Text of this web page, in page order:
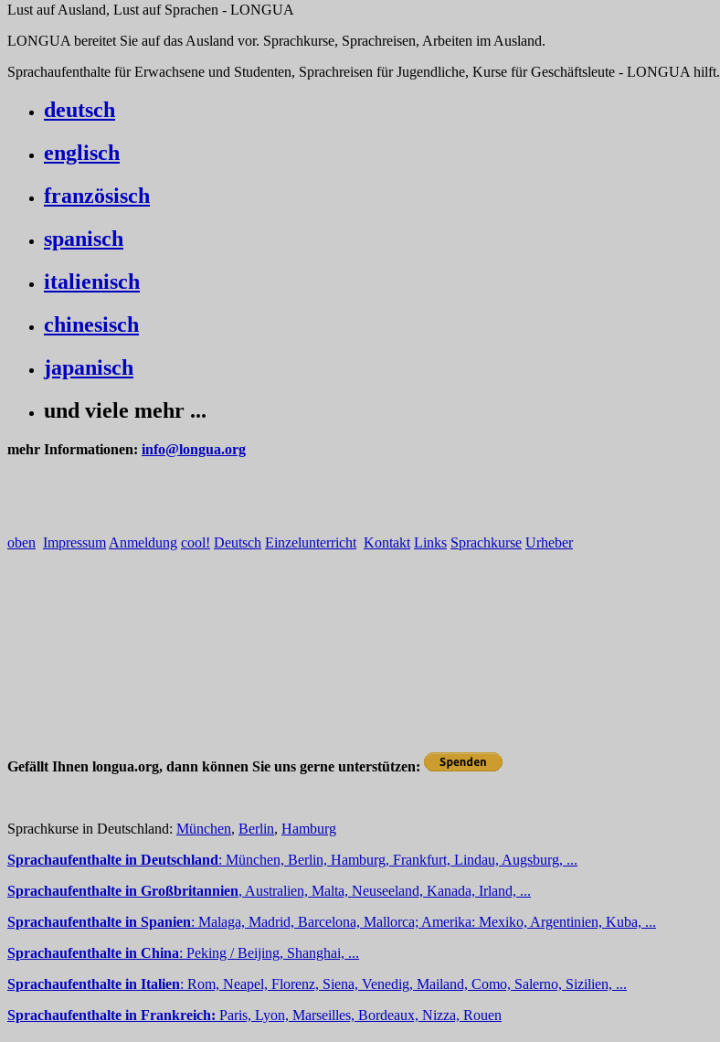
Lust auf Ausland, Lust auf Sprachen - LONGUA
LONGUA bereitet Sie auf das Ausland vor. Sprachkurse, Sprachreisen, Arbeiten im Ausland.
Sprachaufenthalte für Erwachsene und Studenten, Sprachreisen für Jugendliche, Kurse für Geschäftsleute - LONGUA hilft.
deutsch
englisch
französisch
spanisch
italienisch
chinesisch
japanisch
und viele mehr ...
mehr Informationen: info@longua.org
oben Impressum Anmeldung cool! Deutsch Einzelunterricht Kontakt Links Sprachkurse Urheber
Gefällt Ihnen longua.org, dann können Sie uns gerne unterstützen:
Sprachkurse in Deutschland: München, Berlin, Hamburg
Sprachaufenthalte in Deutschland: München, Berlin, Hamburg, Frankfurt, Lindau, Augsburg, ...
Sprachaufenthalte in Großbritannien, Australien, Malta, Neuseeland, Kanada, Irland, ...
Sprachaufenthalte in Spanien: Malaga, Madrid, Barcelona, Mallorca; Amerika: Mexiko, Argentinien, Kuba, ...
Sprachaufenthalte in China: Peking / Beijing, Shanghai, ...
Sprachaufenthalte in Italien: Rom, Neapel, Florenz, Siena, Venedig, Mailand, Como, Salerno, Sizilien, ...
Sprachaufenthalte in Frankreich: Paris, Lyon, Marseilles, Bordeaux, Nizza, Rouen